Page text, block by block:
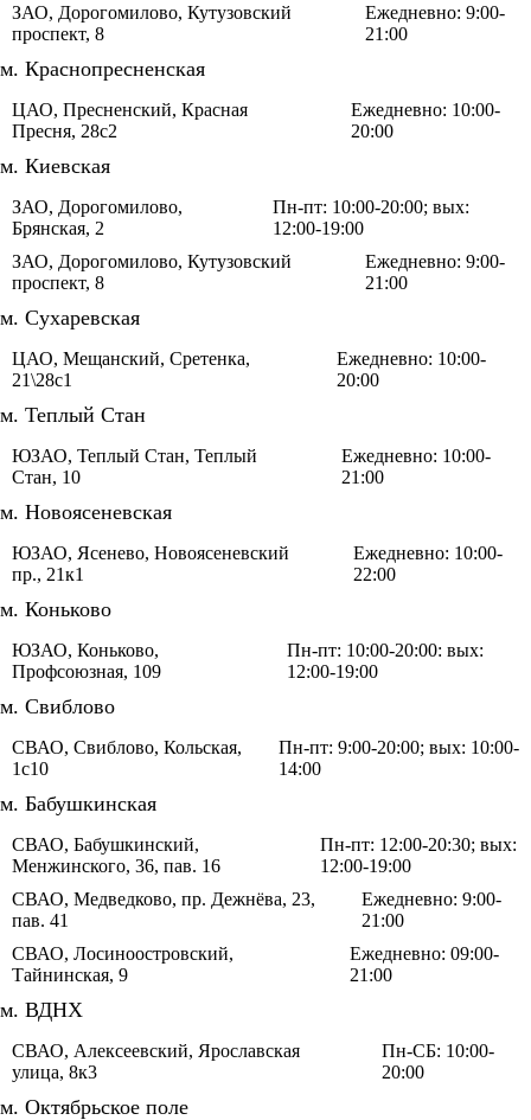
ЗАО, Дорогомилово, Кутузовский
проспект, 8
Ежедневно: 9:00-
21:00
м. Краснопресненская
ЦАО, Пресненский, Красная
Пресня, 28с2
Ежедневно: 10:00-
20:00
м. Киевская
ЗАО, Дорогомилово,
Брянская, 2
Пн-пт: 10:00-20:00; вых:
12:00-19:00
ЗАО, Дорогомилово, Кутузовский
проспект, 8
Ежедневно: 9:00-
21:00
м. Сухаревская
ЦАО, Мещанский, Сретенка,
21\28с1
Ежедневно: 10:00-
20:00
м. Теплый Стан
ЮЗАО, Теплый Стан, Теплый
Стан, 10
Ежедневно: 10:00-
21:00
м. Новоясеневская
ЮЗАО, Ясенево, Новоясеневский
пр., 21к1
Ежедневно: 10:00-
22:00
м. Коньково
ЮЗАО, Коньково,
Профсоюзная, 109
Пн-пт: 10:00-20:00: вых:
12:00-19:00
м. Свиблово
СВАО, Свиблово, Кольская,
1с10
Пн-пт: 9:00-20:00; вых: 10:00-
14:00
м. Бабушкинская
СВАО, Бабушкинский,
Менжинского, 36, пав. 16
Пн-пт: 12:00-20:30; вых:
12:00-19:00
СВАО, Медведково, пр. Дежнёва, 23,
пав. 41
Ежедневно: 9:00-
21:00
СВАО, Лосиноостровский,
Тайнинская, 9
Ежедневно: 09:00-
21:00
м. ВДНХ
СВАО, Алексеевский, Ярославская
улица, 8к3
Пн-СБ: 10:00-
20:00
м. Октябрьское поле